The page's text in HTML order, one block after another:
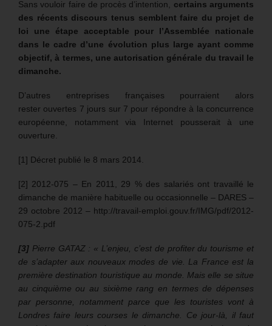
Sans vouloir faire de procès d’intention, certains arguments
des récents discours tenus semblent faire du projet de
loi une étape acceptable pour l’Assemblée nationale
dans le cadre d’une évolution plus large ayant comme
objectif, à termes, une autorisation générale du travail le
dimanche.
D’autres entreprises françaises pourraient alors
rester ouvertes 7 jours sur 7 pour répondre à la concurrence
européenne, notamment via Internet pousserait à une
ouverture.
[1] Décret publié le 8 mars 2014.
[2] 2012-075 – En 2011, 29 % des salariés ont travaillé le
dimanche de manière habituelle ou occasionnelle – DARES –
29 octobre 2012 – http://travail-emploi.gouv.fr/IMG/pdf/2012-
075-2.pdf
[3] Pierre GATAZ : « L’enjeu, c’est de profiter du tourisme et
de s’adapter aux nouveaux modes de vie. La France est la
première destination touristique au monde. Mais elle se situe
au cinquième ou au sixième rang en termes de dépenses
par personne, notamment parce que les touristes vont à
Londres faire leurs courses le dimanche. Ce jour-là, il faut